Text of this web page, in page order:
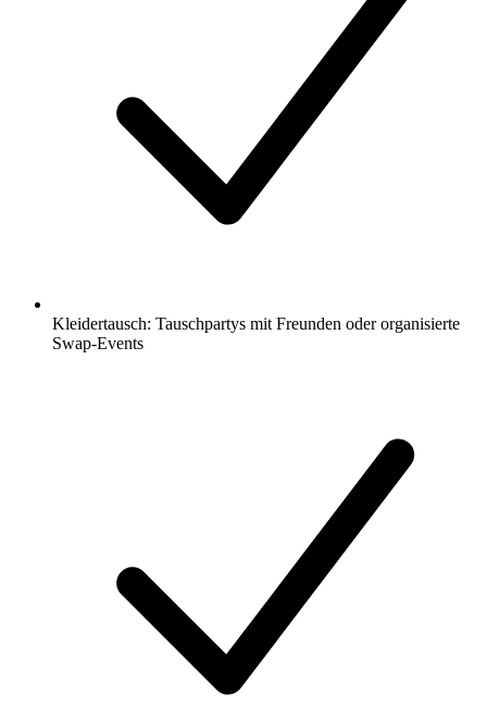
Kleidertausch: Tauschpartys mit Freunden oder organisierte
Swap-Events